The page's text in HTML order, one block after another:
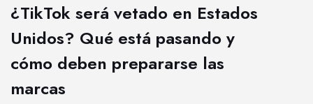
¿TikTok será vetado en Estados
Unidos? Qué está pasando y
cómo deben prepararse las
marcas